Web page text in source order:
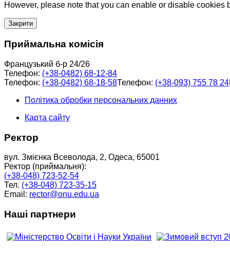
However, please note that you can enable or disable cookies
Закрити
Приймальна комісія
Французький б-р 24/26
Телефон: (+38-0482) 68-12-84
Телефон: (+38-0482) 68-18-58Телефон: (+38-093) 755 78 24
Політика обробки персональних данних
Карта сайту
Ректор
вул. Змієнка Всеволода, 2, Одеса, 65001
Ректор (приймальня):
(+38-048) 723-52-54
Тел. (+38-048) 723-35-15
Email: rector@onu.edu.ua
Наші партнери